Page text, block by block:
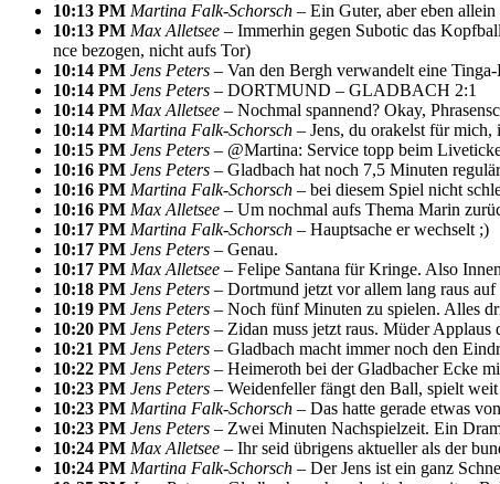
10:13 PM Martina Falk-Schorsch – Ein Guter, aber eben
10:13 PM Max Alletsee – Immerhin gegen Subotic das
nce bezogen, nicht aufs Tor)
10:14 PM Jens Peters – Van den Bergh verwandelt eine
10:14 PM Jens Peters – DORTMUND – GLADBACH 2:1
10:14 PM Max Alletsee – Nochmal spannend? Okay,
10:14 PM Martina Falk-Schorsch – Jens, du orakelst für
10:15 PM Jens Peters – @Martina: Service topp beim
10:16 PM Jens Peters – Gladbach hat noch 7,5 Minuten
10:16 PM Martina Falk-Schorsch – bei diesem Spiel nicht
10:16 PM Max Alletsee – Um nochmal aufs Thema Marin
10:17 PM Martina Falk-Schorsch – Hauptsache er wechselt ;)
10:17 PM Jens Peters – Genau.
10:17 PM Max Alletsee – Felipe Santana für Kringe. Also
10:18 PM Jens Peters – Dortmund jetzt vor allem lang raus
10:19 PM Jens Peters – Noch fünf Minuten zu spielen. Alles
10:20 PM Jens Peters – Zidan muss jetzt raus. Müder
10:21 PM Jens Peters – Gladbach macht immer noch den
10:22 PM Jens Peters – Heimeroth bei der Gladbacher Ecke
10:23 PM Jens Peters – Weidenfeller fängt den Ball, spielt
10:23 PM Martina Falk-Schorsch – Das hatte gerade etwas
10:23 PM Jens Peters – Zwei Minuten Nachspielzeit. Ein
10:24 PM Max Alletsee – Ihr seid übrigens aktueller als der
10:24 PM Martina Falk-Schorsch – Der Jens ist ein ganz